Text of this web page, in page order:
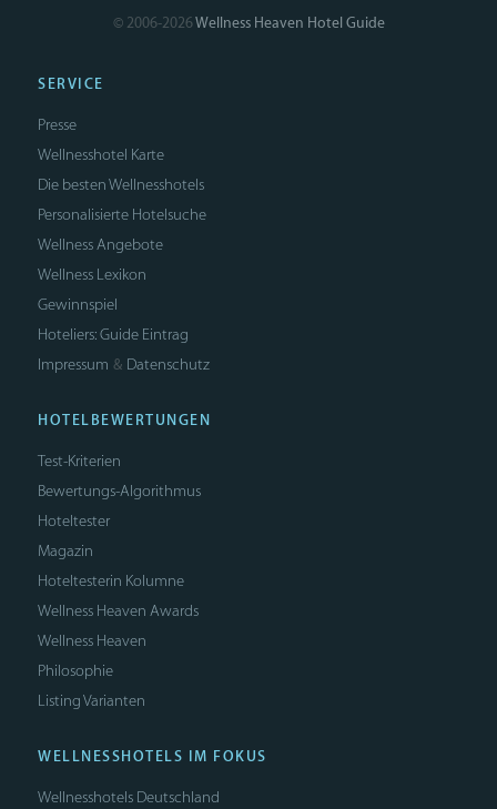
© 2006-2026Wellness Heaven Hotel Guide
SERVICE
Presse
Wellnesshotel Karte
Die besten Wellnesshotels
Personalisierte Hotelsuche
Wellness Angebote
Wellness Lexikon
Gewinnspiel
Hoteliers: Guide Eintrag
Impressum & Datenschutz
HOTELBEWERTUNGEN
Test-Kriterien
Bewertungs-Algorithmus
Hoteltester
Magazin
Hoteltesterin Kolumne
Wellness Heaven Awards
Wellness Heaven
Philosophie
Listing Varianten
WELLNESSHOTELS IM FOKUS
Wellnesshotels Deutschland